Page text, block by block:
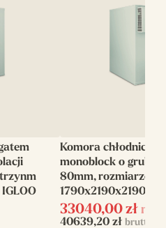
Komora chłodnicza
monoblock o
80mm, rozmiarze
1790x2190x2190
33040,00 zł
40639,20 zł brutto